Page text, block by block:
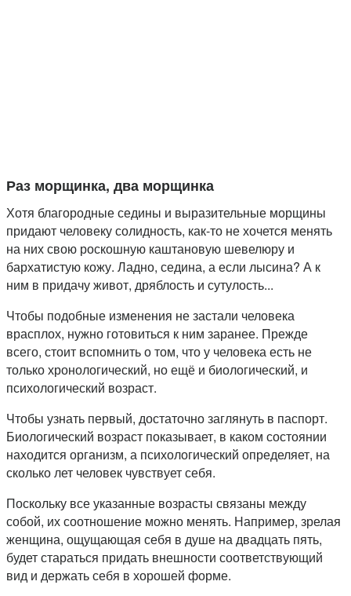
Раз морщинка, два морщинка
Хотя благородные седины и выразительные морщины
придают человеку солидность, как-то не хочется менять
на них свою роскошную каштановую шевелюру и
бархатистую кожу. Ладно, седина, а если лысина? А к
ним в придачу живот, дряблость и сутулость...
Чтобы подобные изменения не застали человека
врасплох, нужно готовиться к ним заранее. Прежде
всего, стоит вспомнить о том, что у человека есть не
только хронологический, но ещё и биологический, и
психологический возраст.
Чтобы узнать первый, достаточно заглянуть в паспорт.
Биологический возраст показывает, в каком состоянии
находится организм, а психологический определяет, на
сколько лет человек чувствует себя.
Поскольку все указанные возрасты связаны между
собой, их соотношение можно менять. Например, зрелая
женщина, ощущающая себя в душе на двадцать пять,
будет стараться придать внешности соответствующий
вид и держать себя в хорошей форме.